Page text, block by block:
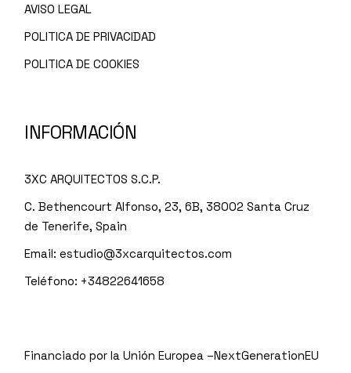
AVISO LEGAL
POLITICA DE PRIVACIDAD
POLITICA DE COOKIES
INFORMACIÓN
3XC ARQUITECTOS S.C.P.
C. Bethencourt Alfonso, 23, 6B, 38002 Santa Cruz
de Tenerife, Spain
Email:estudio@3xcarquitectos.com
Teléfono: +34822641658
Financiado por la Unión Europea –NextGenerationEU